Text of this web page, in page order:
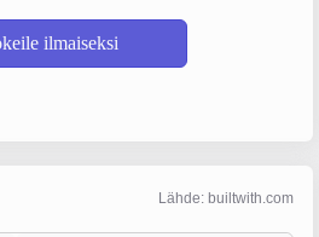
ilmaiseksi
Lähde: builtwith.com